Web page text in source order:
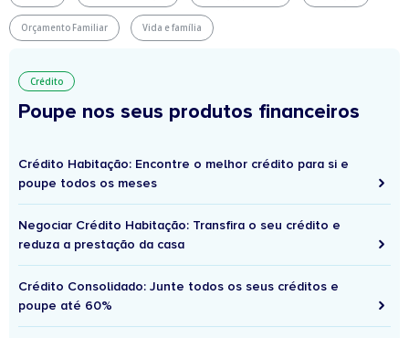
Orçamento Familiar Vida e família
Crédito
Poupe nos seus produtos financeiros
Crédito Habitação: Encontre o melhor crédito para si e
poupe todos os meses
Negociar Crédito Habitação: Transfira o seu crédito e
reduza a prestação da casa
Crédito Consolidado: Junte todos os seus créditos e
poupe até 60%